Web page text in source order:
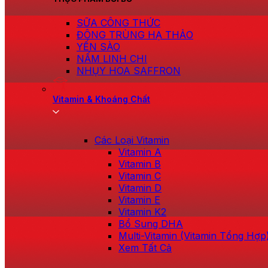
SỮA CÔNG THỨC
ĐÔNG TRÙNG HẠ THẢO
YẾN SÀO
NẤM LINH CHI
NHỤY HOA SAFFRON
Vitamin & Khoáng Chất
Các Loại Vitamin
Vitamin A
Vitamin B
Vitamin C
Vitamin D
Vitamin E
Vitamin K2
Bổ Sung DHA
Multi-Vitamin (Vitamin Tổng
Xem Tất Cả